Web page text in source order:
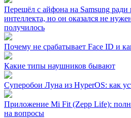
Перешёл с айфона на Samsung ради
интеллекта, но он оказался не
получилось
Почему не срабатывает Face ID и
Какие типы наушников бывают
Суперобои Луна из HyperOS: как
Приложение Mi Fit (Zepp Life):
на вопросы